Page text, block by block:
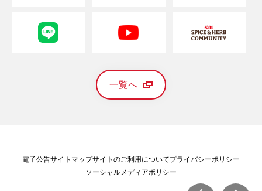
一覧へ
電子公告サイトマップサイトのご利用についてプライバシーポリシー
ソーシャルメディアポリシー